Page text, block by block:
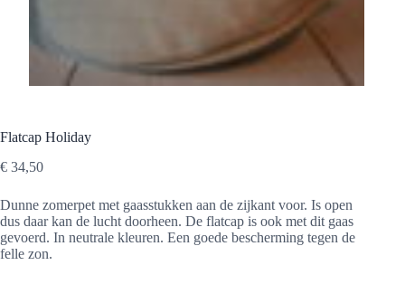
Flatcap Holiday
€ 34,50
Dunne zomerpet met gaasstukken aan de zijkant voor. Is open
dus daar kan de lucht doorheen. De flatcap is ook met dit gaas
gevoerd. In neutrale kleuren. Een goede bescherming tegen de
felle zon.